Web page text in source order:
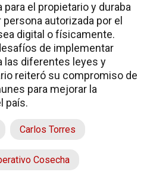
el propietario y duraba
autorizada por el
digital o físicamente.
de implementar
las diferentes leyes y
reiteró su compromiso de
para mejorar la
país.
Carlos Torres
Cosecha